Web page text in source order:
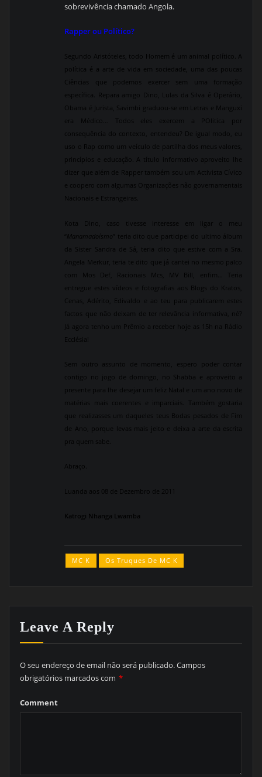
sobrevivência chamado Angola.
Rapper ou Político?
Segundo Aristóteles, todo Homem é um animal político. A
política é a arte de vida em sociedade, uma das poucas
Ciências que podemos exercer sem uma formação
específica. Repara amigo Dino, Lulas da Silva é Operário,
Obama é Jurista, Savimbi graduou-se em Letras e Manguxi
era Médico… Todos eles exercem a POlitica por
consequência do contexto, entendeu? De igual modo, eu
uso o Rap como um veículo de partilha dos meus valores,
princípios e educação. A título informativo aproveito lhe
dizer que além de Rapper também sou um Activista Cívico
e coopero com algumas Organizações não governamentais
Nacionais e Estrangeiras.
Kota Dino, caso tivesse interesse em ligar o meu
Manamadoísmo
” teria dito que participei do ultimo álbum
da Sister Sandra de Sá, teria dito que estive com a Sra.
Angela Merkur, teria te dito que já cantei no mesmo palco
com Mos Def, Racionais Mcs, MV Bill, enfim… Teria
entregue estes vídeos e fotografias aos Blogs do Kratos,
Cenas, Adérito, Edivaldo e ao teu para publicarem estes
factos que não deixam de ter relevância informativa, né?
Já agora tenho um Prêmio a receber hoje as 15h na Rádio
Ecclésia!
Sem outro assunto de momento, espero poder contar
contigo no jogo de domingo, no Shabba e aproveito a
presente para lhe desejar um feliz Natal e um ano novo de
matérias mais coerentes e imparciais. Também gostaria
que realizasses um daqueles teus Bodas pesados de Fim
de Ano, porque levas mais jeito e deixa a arte da escrita
pra quem sabe.
Abraço.
Luanda aos 08 de Dezembro de 2011
Katrogi Nhanga Lwamba
MC K Os Truques De MC K
Leave A Reply
O seu endereço de email não será publicado.Campos
obrigatórios marcados com *
Comment